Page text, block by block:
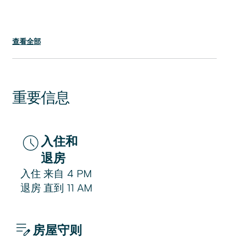
高級設施包括免費無線網絡、有線電視、高檔
洗浴用品、酒店床和床單。
當地 Sweett 代表聊天、獲取內幕消息以及讓
供酒店的所有服務和優惠。
查看全部
重要信息
入住和
退房
入住 来自 4 PM
退房 直到 11 AM
房屋守则